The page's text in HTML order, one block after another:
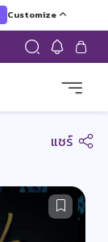
Customize
แชร์